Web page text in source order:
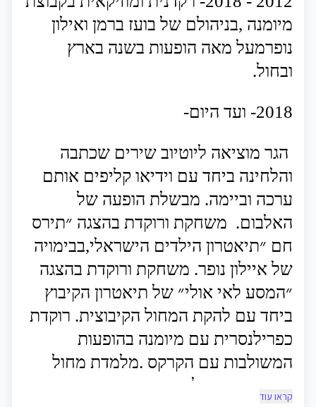
מיומנה ,בניהולם של בועז ברמן ואילון
נופרמעל מאה הופעות בשנה בארץ
ובחול.
2018- ועד היום-
הגר מוציאה ליוטיוב שירים שכתבה
והלחינה ביחד עם וידיאו קליפים אותם
ערכה וביימה. מבשלת הופעה של
האלבום. משחקת ורוקדת בהצגה ״תירס
חם ״תיאטרון הילדים הישראלי,בבימויה
של איילון נופר. משחקת ורוקדת בהצגה
״המסע לאי אולי״ של תיאטרון הקיבוץ
ביחד עם להקת המחול הקיבוצית. רוקדת
כפרילנסרית עם מיומנה בהופעות
המשולבות עם הקרקס .מלמדת מחול
ילדים
קראו עוד